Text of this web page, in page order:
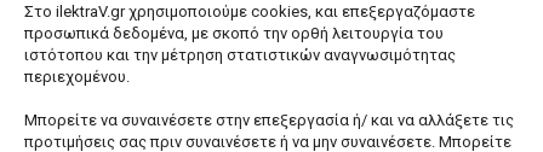
Στο ilektraV.gr χρησιμοποιούμε cookies, και επεξεργαζόμαστε
προσωπικά δεδομένα, με σκοπό την ορθή λειτουργία του
ιστότοπου και την μέτρηση στατιστικών αναγνωσιμότητας
περιεχομένου.
Μπορείτε να συναινέσετε στην επεξεργασία ή/ και να αλλάξετε τις
προτιμήσεις σας πριν συναινέσετε ή να μην συναινέσετε. Μπορείτε
Θεσσαλονίκη: Βιασύνη του
δημάρχου, Κ. Ζέρβα να τακτοποιήσει
… τα «σπιτάκια ανακύκλωσης»
0 SHARES